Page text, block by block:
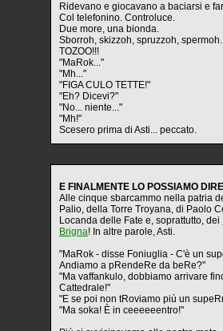
Ridevano e giocavano a baciarsi e
Col telefonino. Controluce.
Due more, una bionda.
Sborroh, skizzoh, spruzzoh,
TOZOO!!!
"MaRok..."
"Mh..."
"FIGA CULO TETTE!"
"Eh? Dicevi?"
"No... niente..."
"Mh!"
Scesero prima di Asti... peccato.
E FINALMENTE LO POSSIAMO
Alle cinque sbarcammo nella patria
Palio, della Torre Troyana, di Paolo
Locanda delle Fate e, soprattutto, dei
Brigna! In altre parole, Asti.
"MaRok - disse Foniuglia - C'è un
Andiamo a pRendeRe da beRe?"
"Ma vaffankulo, dobbiamo arrivare
Cattedrale!"
"E se poi non tRoviamo più un
"Ma soka! È in ceeeeeentro!"